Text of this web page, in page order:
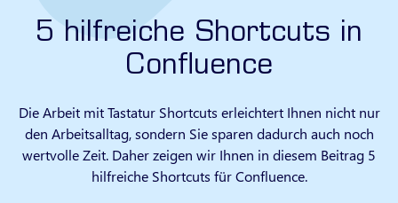
5 hilfreiche Shortcuts in
Confluence
Die Arbeit mit Tastatur Shortcuts erleichtert Ihnen nicht nur
den Arbeitsalltag, sondern Sie sparen dadurch auch noch
wertvolle Zeit. Daher zeigen wir Ihnen in diesem Beitrag 5
hilfreiche Shortcuts für Confluence.